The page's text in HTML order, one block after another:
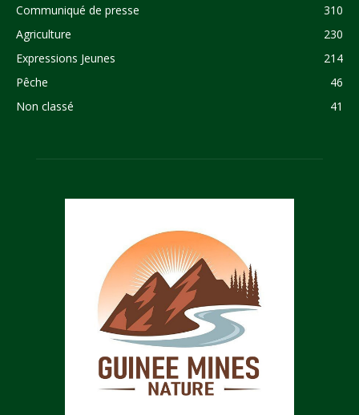
Communiqué de presse
310
Agriculture
230
Expressions Jeunes
214
Pêche
46
Non classé
41